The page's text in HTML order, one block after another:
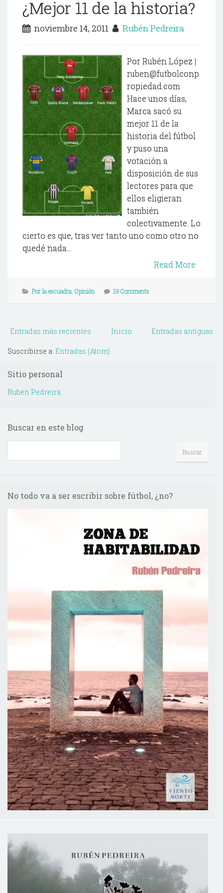
¿Mejor 11 de la historia?
noviembre 14, 2011 Rubén Pedreira
Por Rubén López |
ruben@futbolconp
ropiedad.com
Hace unos días,
Marca sacó su
mejor 11 de la
historia del fútbol
y puso una
votación a
disposición de sus
lectores para que
ellos eligieran
también
colectivamente. Lo
cierto es que, tras ver tanto uno como otro no
quedé nada...
Read More
Por la escuadra. Opinión 19 Comments
Entradas más recientes Entradas antiguas
Inicio
Suscribirse a: Entradas (Atom)
Sitio personal
Rubén Pedreira
Buscar en este blog
No todo va a ser escribir sobre fútbol, ¿no?